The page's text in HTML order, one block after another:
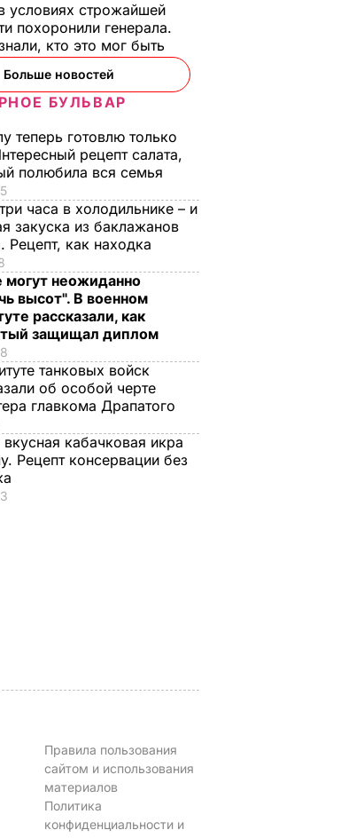
условиях строжайшей
похоронили генерала.
кто это мог быть
Больше новостей
БУЛЬВАР
теперь готовлю только
рецепт салата,
полюбила вся семья
часа в холодильнике – и
закуска из баклажанов
Рецепт, как находка
могут неожиданно
высот". В военном
рассказали, как
защищал диплом
танковых войск
об особой черте
главкома Драпатого
кабачковая икра
Рецепт консервации без
Правила пользования
сайтом и использования
материалов
Политика
конфиденциальности и